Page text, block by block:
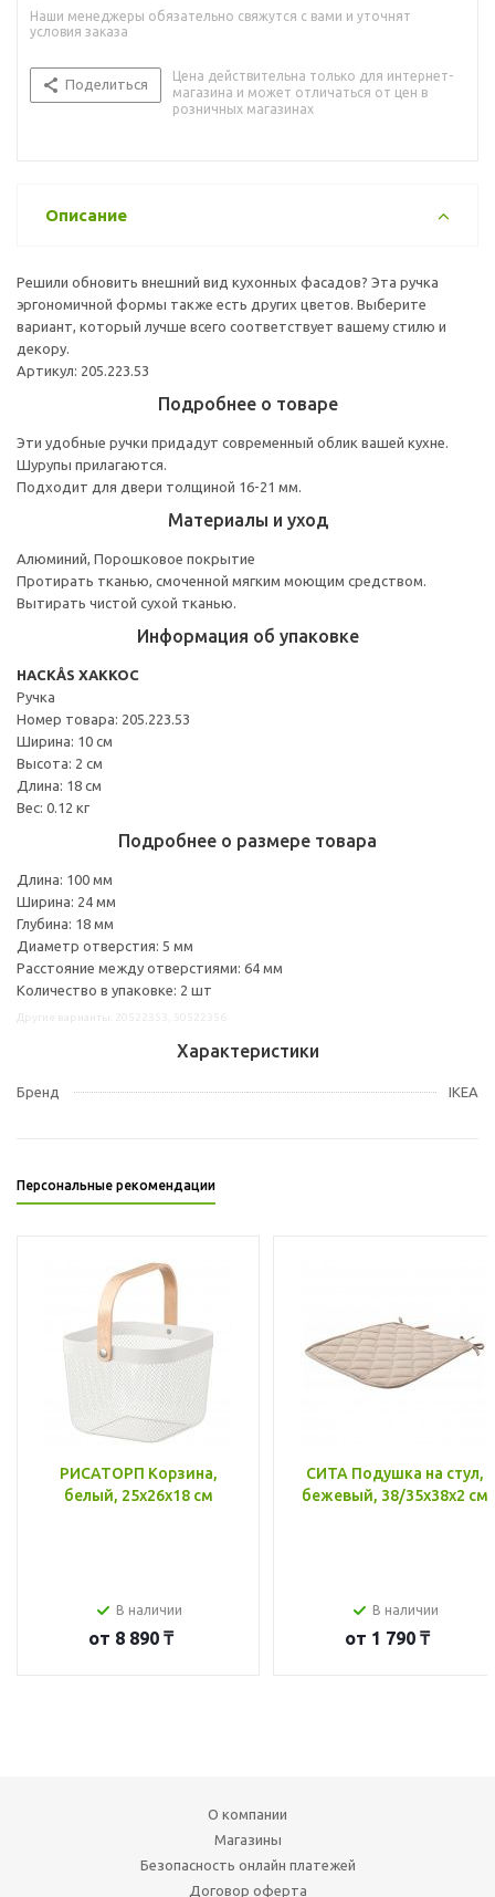
Наши менеджеры обязательно свяжутся с вами и уточнят
условия заказа
Поделиться
Цена действительна только для интернет-
магазина и может отличаться от цен в
розничных магазинах
Описание
Решили обновить внешний вид кухонных фасадов? Эта ручка
эргономичной формы также есть других цветов. Выберите
вариант, который лучше всего соответствует вашему стилю и
декору.
Артикул: 205.223.53
Подробнее о товаре
Эти удобные ручки придадут современный облик вашей кухне.
Шурупы прилагаются.
Подходит для двери толщиной 16-21 мм.
Материалы и уход
Алюминий, Порошковое покрытие
Протирать тканью, смоченной мягким моющим средством.
Вытирать чистой сухой тканью.
Информация об упаковке
HACKÅS ХАККОС
Ручка
Номер товара: 205.223.53
Ширина: 10 см
Высота: 2 см
Длина: 18 см
Вес: 0.12 кг
Подробнее о размере товара
Длина: 100 мм
Ширина: 24 мм
Глубина: 18 мм
Диаметр отверстия: 5 мм
Расстояние между отверстиями: 64 мм
Количество в упаковке: 2 шт
Характеристики
Бренд IKEA
Персональные рекомендации
РИСАТОРП Корзина,
белый, 25x26x18 см
В наличии
от 8 890 ₸
СИТА Подушка на стул,
бежевый, 38/35x38x2 см
В наличии
от 1 790 ₸
О компании
Магазины
Безопасность онлайн платежей
Договор оферта